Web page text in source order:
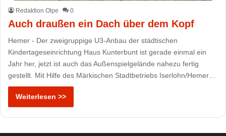
Redaktion Olpe 0
Auch draußen ein Dach über dem Kopf
Hemer - Der zweigruppige U3-Anbau der städtischen
Kindertageseinrichtung Haus Kunterbunt ist gerade einmal ein
Jahr her, jetzt ist auch das Außenspielgelände nahezu fertig
gestellt. Mit Hilfe des Märkischen Stadtbetriebs Iserlohn/Hemer…
Weiterlesen >>